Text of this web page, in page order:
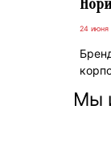
24 июня
–
Мы